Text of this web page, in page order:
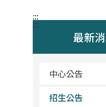
:::
最新
中心公告
招生公告
:::